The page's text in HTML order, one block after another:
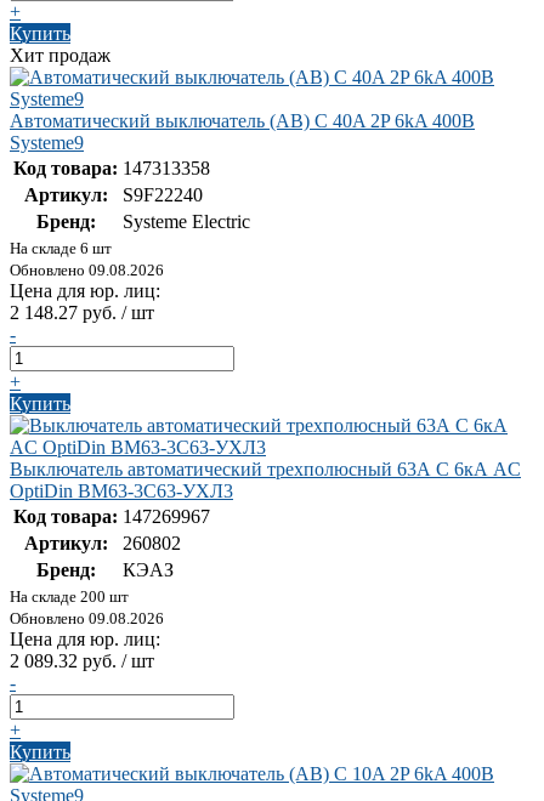
+
Купить
Хит продаж
Автоматический выключатель (АВ) C 40A 2P 6kA 400В
Systeme9
Код товара: 147313358
Артикул:
S9F22240
Бренд:
Systeme Electric
На складе 6 шт
Обновлено 09.08.2026
Цена для юр. лиц:
2 148.27 руб. / шт
-
+
Купить
Выключатель автоматический трехполюсный 63А C 6кА AC
OptiDin BM63-3C63-УХЛ3
Код товара: 147269967
Артикул:
260802
Бренд:
КЭАЗ
На складе 200 шт
Обновлено 09.08.2026
Цена для юр. лиц:
2 089.32 руб. / шт
-
+
Купить